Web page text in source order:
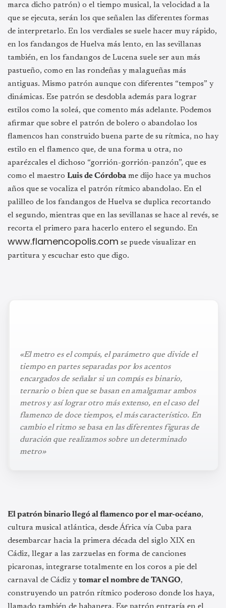
marca dicho patrón) o el tiempo musical, la velocidad a la
que se ejecuta, serán los que señalen las diferentes formas
de interpretarlo. En los verdiales se suele hacer muy rápido,
en los fandangos de Huelva más lento, en las sevillanas
también, en los fandangos de Lucena suele ser aun más
pastueño, como en las rondeñas y malagueñas más
antiguas. Mismo patrón aunque con diferentes “tempos” y
dinámicas. Ese patrón se desdobla además para lograr
estilos como la soleá, que comento más adelante. Podemos
afirmar que sobre el patrón de bolero o abandolao los
flamencos han construido buena parte de su rítmica, no hay
estilo en el flamenco que, de una forma u otra, no
aparézcales el dichoso “gorrión-gorrión-panzón”, que es
como el maestro Luis de Córdoba me dijo hace ya muchos
años que se vocaliza el patrón rítmico abandolao. En el
palilleo de los fandangos de Huelva se duplica recortando
el segundo, mientras que en las sevillanas se hace al revés, se
recorta el primero para hacerlo entero el segundo. En
www.flamencopolis.com se puede visualizar en
partitura y escuchar esto que digo.
«El metro es el compás, el parámetro que divide el
tiempo en partes separadas por los acentos
encargados de señalar si un compás es binario,
ternario o bien que se basan en amalgamar ambos
metros y así lograr otro más extenso, en el caso del
flamenco de doce tiempos, el más característico. En
cambio el ritmo se basa en las diferentes figuras de
duración que realizamos sobre un determinado
metro»
El patrón binario llegó al flamenco por el mar-océano,
cultura musical atlántica, desde África vía Cuba para
desembarcar hacia la primera década del siglo XIX en
Cádiz, llegar a las zarzuelas en forma de canciones
picaronas, integrarse totalmente en los coros a pie del
carnaval de Cádiz ytomar el nombre de TANGO,
construyendo un patrón rítmico poderoso donde los haya,
llamado también de habanera. Ese patrón entraría en el